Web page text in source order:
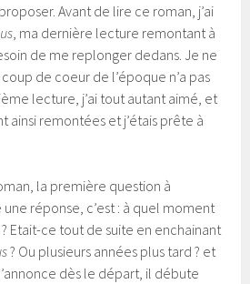
Avant de lire ce roman, j’ai
, ma dernière lecture remontant à
de me replonger dedans. Je ne
de coeur de l’époque n’a pas
lecture, j’ai tout autant aimé, et
ainsi remontées et j’étais prête à
la première question à
réponse, c’est : à quel moment
Etait-ce tout de suite en enchainant
? Ou plusieurs années plus tard ? et
dès le départ, il débute